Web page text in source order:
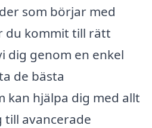
som börjar med
du kommit till rätt
dig genom en enkel
de bästa
kan hjälpa dig med allt
avancerade